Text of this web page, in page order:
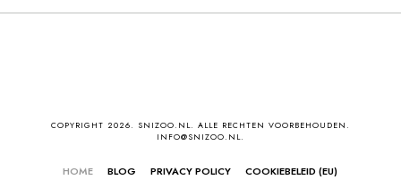
COPYRIGHT 2026. SNIZOO.NL. ALLE RECHTEN VOORBEHOUDEN.
INFO@SNIZOO.NL.
HOME BLOG PRIVACY POLICY COOKIEBELEID (EU)